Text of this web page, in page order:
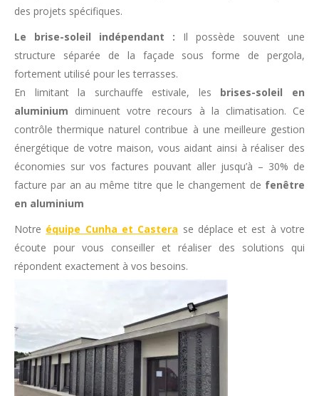
des projets spécifiques.
Le brise-soleil indépendant : Il possède souvent une
structure séparée de la façade sous forme de pergola,
fortement utilisé pour les terrasses.
En limitant la surchauffe estivale, les brises-soleil en
aluminium diminuent votre recours à la climatisation. Ce
contrôle thermique naturel contribue à une meilleure gestion
énergétique de votre maison, vous aidant ainsi à réaliser des
économies sur vos factures pouvant aller jusqu’à – 30% de
facture par an au même titre que le changement de fenêtre
en aluminium
Notre équipe Cunha et Castera se déplace et est à votre
écoute pour vous conseiller et réaliser des solutions qui
répondent exactement à vos besoins.